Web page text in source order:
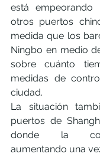
está empeorando
otros puertos
medida que los
Ningbo en medio
sobre cuánto
medidas de
ciudad.
La situación
puertos de
donde la
aumentando una